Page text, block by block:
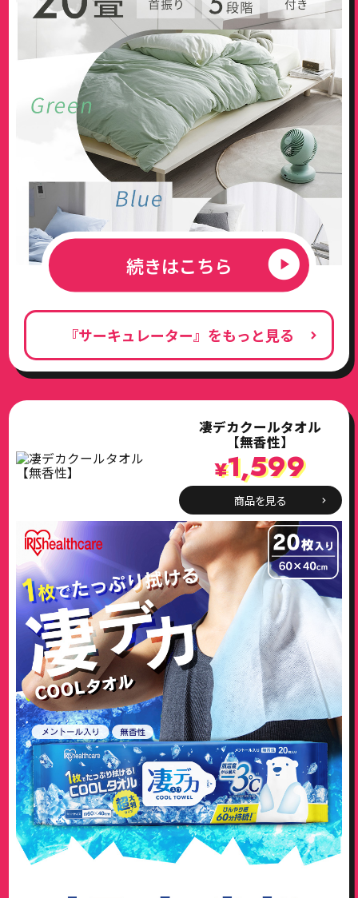
続きはこちら
『サーキュレーター』をもっと見る
凄デカクールタオル
【無香性】
¥1,599
商品を見る